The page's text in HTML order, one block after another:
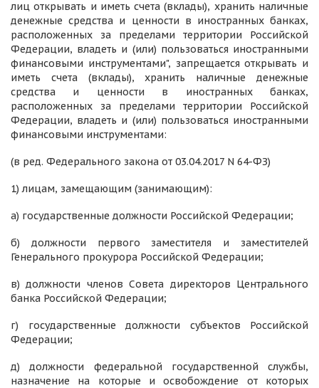
лиц открывать и иметь счета (вклады), хранить наличные
денежные средства и ценности в иностранных банках,
расположенных за пределами территории Российской
Федерации, владеть и (или) пользоваться иностранными
финансовыми инструментами", запрещается открывать и
иметь счета (вклады), хранить наличные денежные
средства и ценности в иностранных банках,
расположенных за пределами территории Российской
Федерации, владеть и (или) пользоваться иностранными
финансовыми инструментами:
(в ред. Федерального закона от 03.04.2017 N 64-ФЗ)
1) лицам, замещающим (занимающим):
а) государственные должности Российской Федерации;
б) должности первого заместителя и заместителей
Генерального прокурора Российской Федерации;
в) должности членов Совета директоров Центрального
банка Российской Федерации;
г) государственные должности субъектов Российской
Федерации;
д) должности федеральной государственной службы,
назначение на которые и освобождение от которых